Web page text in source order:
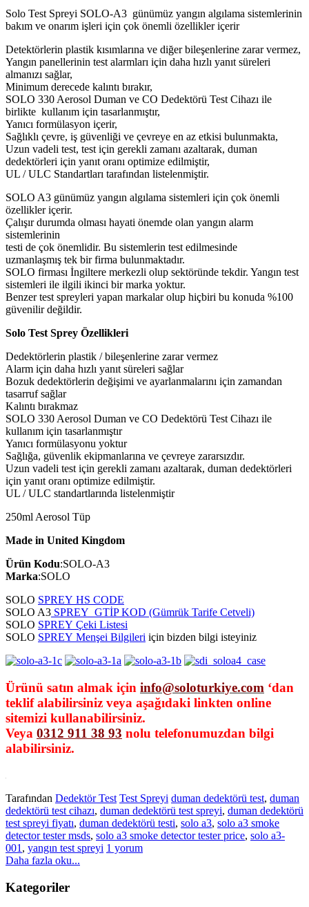
Solo Test Spreyi SOLO-A3 günümüz yangın algılama sistemlerinin
bakım ve onarım işleri için çok önemli özellikler içerir
Detektörlerin plastik kısımlarına ve diğer bileşenlerine zarar vermez,
Yangın panellerinin test alarmları için daha hızlı yanıt süreleri
almanızı sağlar,
Minimum derecede kalıntı bırakır,
SOLO 330 Aerosol Duman ve CO Dedektörü Test Cihazı ile
birlikte kullanım için tasarlanmıştır,
Yanıcı formülasyon içerir,
Sağlıklı çevre, iş güvenliği ve çevreye en az etkisi bulunmakta,
Uzun vadeli test, test için gerekli zamanı azaltarak, duman
dedektörleri için yanıt oranı optimize edilmiştir,
UL / ULC Standartları tarafından listelenmiştir.
SOLO A3 günümüz yangın algılama sistemleri için çok önemli
özellikler içerir.
Çalışır durumda olması hayati önemde olan yangın alarm
sistemlerinin
testi de çok önemlidir. Bu sistemlerin test edilmesinde
uzmanlaşmış tek bir firma bulunmaktadır.
SOLO firması İngiltere merkezli olup sektöründe tekdir. Yangın test
sistemleri ile ilgili ikinci bir marka yoktur.
Benzer test spreyleri yapan markalar olup hiçbiri bu konuda %100
güvenilir değildir.
Solo Test Sprey Özellikleri
Dedektörlerin plastik / bileşenlerine zarar vermez
Alarm için daha hızlı yanıt süreleri sağlar
Bozuk dedektörlerin değişimi ve ayarlanmalarını için zamandan
tasarruf sağlar
Kalıntı bırakmaz
SOLO 330 Aerosol Duman ve CO Dedektörü Test Cihazı ile
kullanım için tasarlanmıştır
Yanıcı formülasyonu yoktur
Sağlığa, güvenlik ekipmanlarına ve çevreye zararsızdır.
Uzun vadeli test için gerekli zamanı azaltarak, duman dedektörleri
için yanıt oranı optimize edilmiştir.
UL / ULC standartlarında listelenmiştir
250ml Aerosol Tüp
Made in United Kingdom
Ürün Kodu:SOLO-A3
Marka:SOLO
SOLO SPREY HS CODE
SOLO A3 SPREY GTİP KOD (Gümrük Tarife Cetveli)
SOLO SPREY Çeki Listesi
SOLO SPREY Menşei Bilgileri için bizden bilgi isteyiniz
Ürünü satın almak için info@soloturkiye.com ‘dan
teklif alabilirsiniz veya aşağıdaki linkten online
sitemizi kullanabilirsiniz.
Veya 0312 911 38 93 nolu telefonumuzdan bilgi
alabilirsiniz.
Tarafından Dedektör Test Test Spreyi duman dedektörü test, duman
dedektörü test cihazı, duman dedektörü test spreyi, duman dedektörü
test spreyi fiyatı, duman dedektörü testi, solo a3, solo a3 smoke
detector tester msds, solo a3 smoke detector tester price, solo a3-
001, yangın test spreyi 1 yorum
Daha fazla oku...
Kategoriler